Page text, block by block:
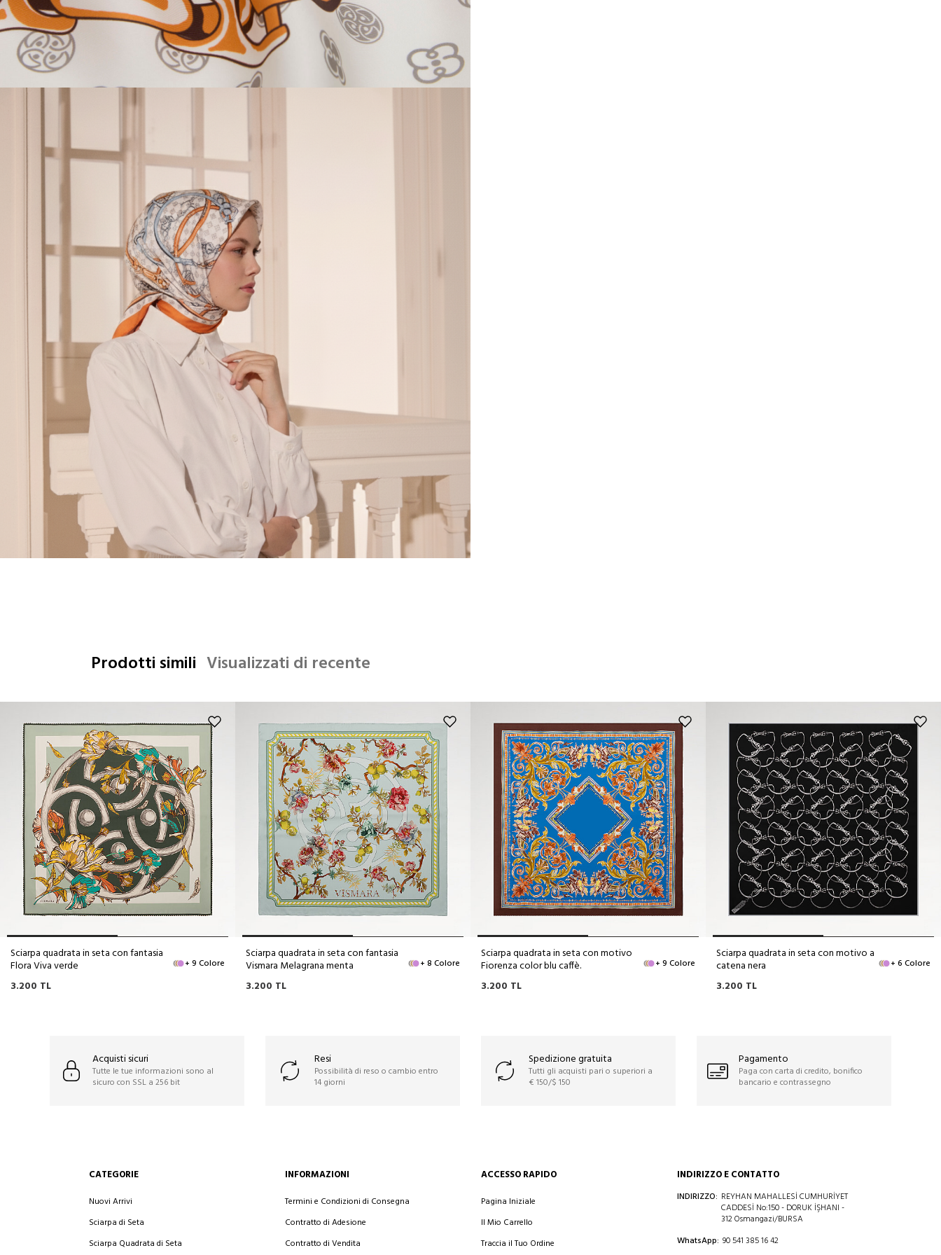
Prodotti simili Visualizzati di recente
Sciarpa quadrata in seta con fantasia
Flora Viva verde + 9 Colore
3.200 TL
Sciarpa quadrata in seta con fantasia
Vismara Melagrana menta + 8 Colore
3.200 TL
Sciarpa quadrata in seta con motivo
Fiorenza color blu caffè. + 9 Colore
3.200 TL
Sciarpa quadrata in seta con motivo a
catena nera + 6 Colore
3.200 TL
Acquisti sicuri
Tutte le tue informazioni sono al
sicuro con SSL a 256 bit
Resi
Possibilità di reso o cambio entro
14 giorni
Spedizione gratuita
Tutti gli acquisti pari o superiori a
€ 150/$ 150
Pagamento
Paga con carta di credito, bonifico
bancario e contrassegno
CATEGORIE
Nuovi Arrivi
Sciarpa di Seta
Sciarpa Quadrata di Seta
INFORMAZIONI
Termini e Condizioni di Consegna
Contratto di Adesione
Contratto di Vendita
ACCESSO RAPIDO
Pagina Iniziale
Il Mio Carrello
Traccia il Tuo Ordine
INDIRIZZO E CONTATTO
INDIRIZZO: REYHAN MAHALLESİ CUMHURİYET
CADDESİ No:150 - DORUK İŞHANI -
312 Osmangazi/BURSA
WhatsApp: 90 541 385 16 42